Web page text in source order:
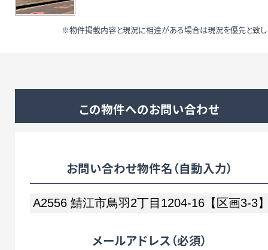
※物件掲載内容と現況に相違がある場合は現況を優先と致し
この物件へのお問い合わせ
お問い合わせ物件名（自動入力）
メールアドレス （必須）